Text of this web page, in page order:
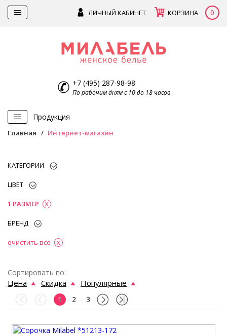
ЛИЧНЫЙ КАБИНЕТ КОРЗИНА 0
+7 (495) 287-98-98
По рабочим дням с 10 до 18 часов
Продукция
Главная Интернет-магазин
КАТЕГОРИИ
ЦВЕТ
1 РАЗМЕР
БРЕНД
очистить все
Сортировать по:
Цена Скидка Популярные
1 2 3